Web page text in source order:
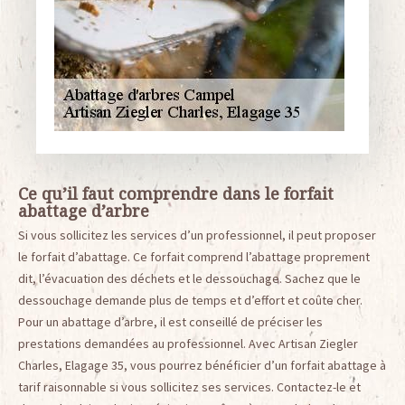
Ce qu’il faut comprendre dans le forfait
abattage d’arbre
Si vous sollicitez les services d’un professionnel, il peut proposer
le forfait d’abattage. Ce forfait comprend l’abattage proprement
dit, l’évacuation des déchets et le dessouchage. Sachez que le
dessouchage demande plus de temps et d’effort et coûte cher.
Pour un abattage d’arbre, il est conseillé de préciser les
prestations demandées au professionnel. Avec Artisan Ziegler
Charles, Elagage 35, vous pourrez bénéficier d’un forfait abattage à
tarif raisonnable si vous sollicitez ses services. Contactez-le et